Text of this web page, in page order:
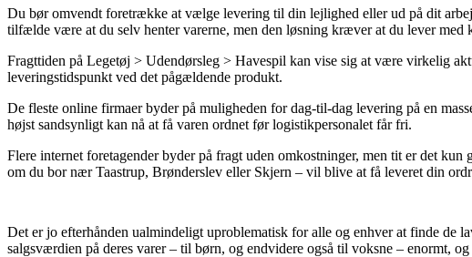
Du bør omvendt foretrække at vælge levering til din lejlighed eller ud på dit
tilfælde være at du selv henter varerne, men den løsning kræver at du lever med
Fragttiden på Legetøj > Udendørsleg > Havespil kan vise sig at være virkelig
leveringstidspunkt ved det pågældende produkt.
De fleste online firmaer byder på muligheden for dag-til-dag levering på en
højst sandsynligt kan nå at få varen ordnet før logistikpersonalet får fri.
Flere internet foretagender byder på fragt uden omkostninger, men tit er det
om du bor nær Taastrup, Brønderslev eller Skjern – vil blive at få leveret din
Det er jo efterhånden ualmindeligt uproblematisk for alle og enhver at finde de
salgsværdien på deres varer – til børn, og endvidere også til voksne – enormt,